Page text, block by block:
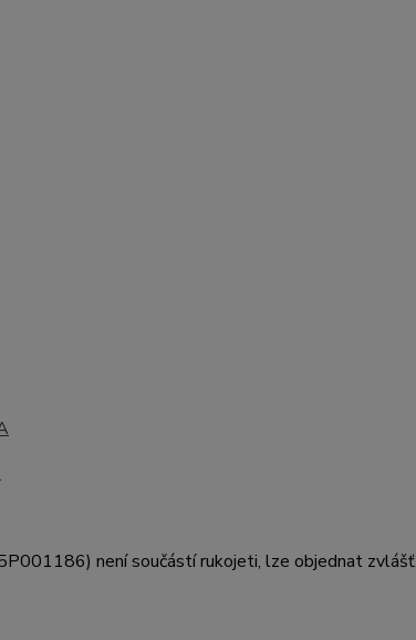
není součástí rukojeti, lze objednat